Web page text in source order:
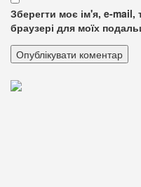
Зберегти моє ім'я, e-
браузері для моїх